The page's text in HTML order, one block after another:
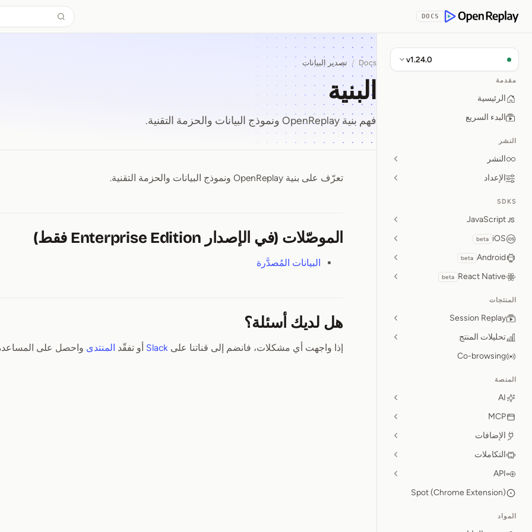
OpenReplay
DOCS
v1.24.0
مقدمة
الرئيسية
البدء السريع
النشر
النشر
الإعداد
SDKS
JavaScript
iOS
beta
Android
beta
React Native
beta
المنتجات
Session Replay
تحليلات المنتج
Co-browsing
المنصة
AI
MCP
الإضافات
التكاملات
API
Spot (Chrome Extension)
المواد
Docs
/ تصدير البيانات
البنية
فهم بنية OpenReplay ونموذج البيانات والحزمة التقنية.
البنية
تعرّف على بنية OpenReplay ونموذج البيانات والحزمة التقنية.
الموصّلات (في الإصدار Enterprise Edition فقط)
البيانات المُصدَّرة
هل لديك أسئلة؟
إذا واجهت أي مشكلات، فانضم إلى قناتنا على Slack أو تفقّد المنتدى واحصل على